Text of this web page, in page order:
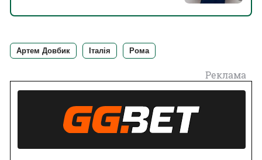
Артем Довбик Італія Рома
Реклама